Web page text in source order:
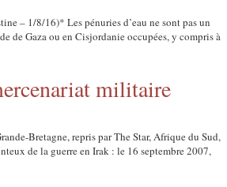
– 1/8/16)* Les pénuries d’eau ne sont pas un
de Gaza ou en Cisjordanie occupées, y compris à
militaire
Bretagne, repris par The Star, Afrique du Sud,
de la guerre en Irak : le 16 septembre 2007,